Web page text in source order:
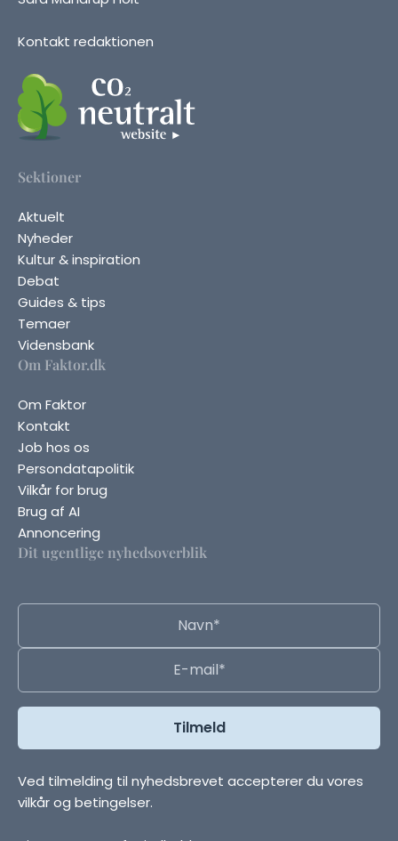
Kontakt redaktionen
Sektioner
Aktuelt
Nyheder
Kultur & inspiration
Debat
Guides & tips
Temaer
Vidensbank
Om Faktor.dk
Om Faktor
Kontakt
Job hos os
Persondatapolitik
Vilkår for brug
Brug af AI
Annoncering
Dit ugentlige nyhedsoverblik
Ved tilmelding til nyhedsbrevet accepterer du vores
vilkår og betingelser.